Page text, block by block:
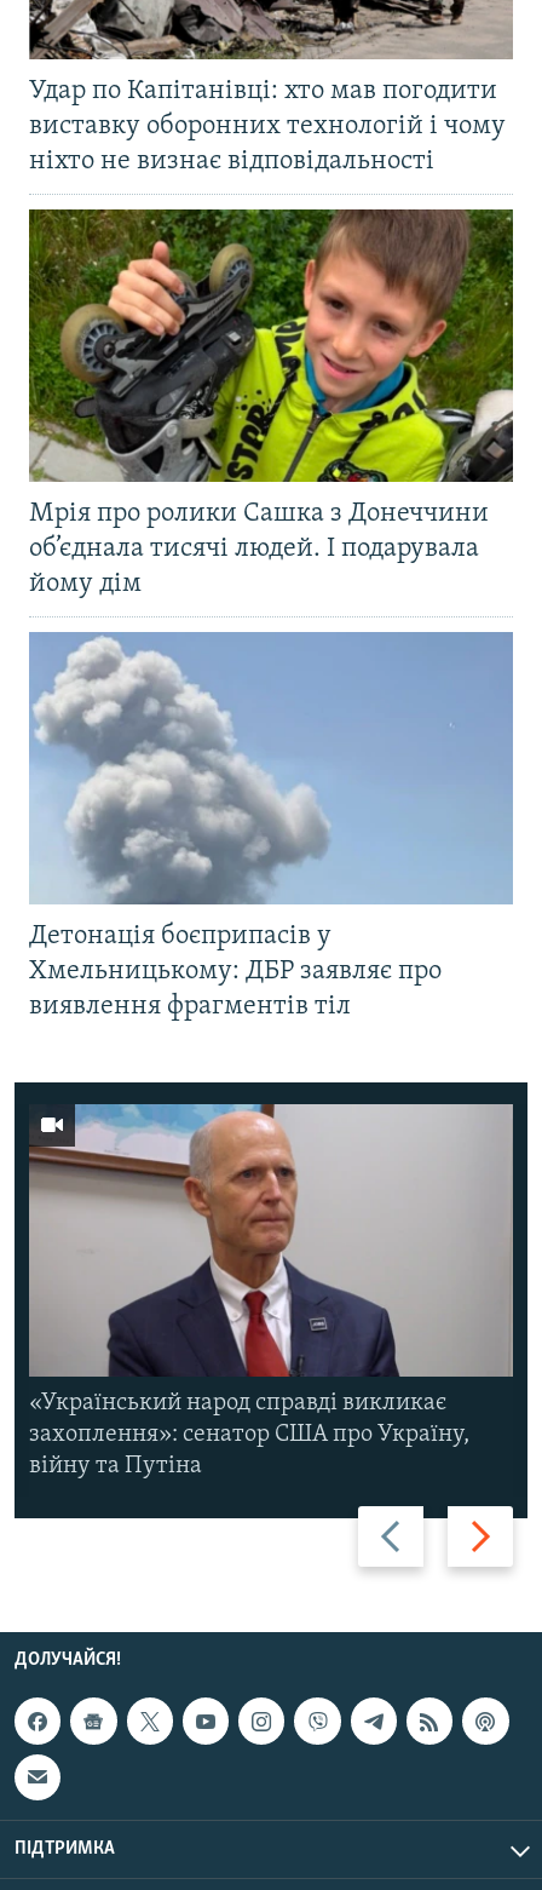
Удар по Капітанівці: хто мав погодити
виставку оборонних технологій і чому
ніхто не визнає відповідальності
Мрія про ролики Сашка з Донеччини
об’єднала тисячі людей. І подарувала
йому дім
Детонація боєприпасів у
Хмельницькому: ДБР заявляє про
виявлення фрагментів тіл
Назад Вперед
«Український народ справді викликає
захоплення»: сенатор США про Україну,
війну та Путіна
ДОЛУЧАЙСЯ!
ПІДТРИМКА